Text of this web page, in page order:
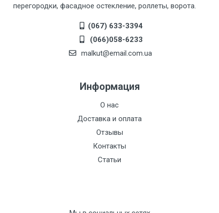
перегородки, фасадное остекление, роллеты, ворота.
(067) 633-3394
(066)058-6233
malkut@email.com.ua
Информация
О нас
Доставка и оплата
Отзывы
Контакты
Статьи